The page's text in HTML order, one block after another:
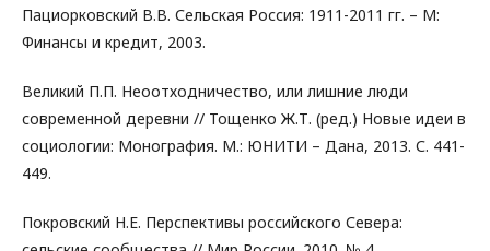
Пациорковский В.В. Сельская Россия: 1911-2011 гг. – М:
Финансы и кредит, 2003.
Великий П.П. Неоотходничество, или лишние люди
современной деревни // Тощенко Ж.Т. (ред.) Новые идеи в
социологии: Монография. М.: ЮНИТИ – Дана, 2013. С. 441-
449.
Покровский Н.Е. Перспективы российского Севера: